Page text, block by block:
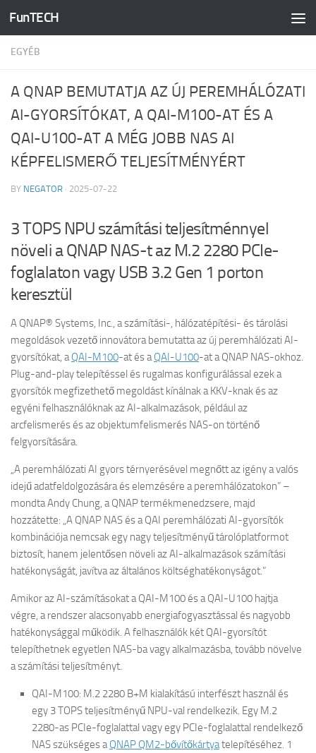
Skip to content
FunTECH
EGYÉB
A QNAP BEMUTATJA AZ ÚJ PEREMHÁLÓZATI
AI-GYORSÍTÓKAT, A QAI-M100-AT ÉS A
QAI-U100-AT A MÉG JOBB NAS AI
KÉPFELISMERŐ TELJESÍTMÉNYÉRT
BY NEGATOR · 2025-07-22
3 TOPS NPU számítási teljesítménnyel
növeli a QNAP NAS-t az M.2 2280 PCIe-
foglalaton vagy USB 3.2 Gen 1 porton
keresztül
A QNAP® Systems, Inc., a számítási-, hálózatépítési- és tárolási
megoldások vezető innovátora bemutatta az új peremhálózati AI-
gyorsítókat, aQAI-M100-at és aQAI-U100-at a QNAP NAS-okhoz.
Plug-and-play telepítéssel és rugalmas konfigurálással ezek a
gyorsítók megfizethető megoldást kínálnak a KKV-knak és az
egyéni felhasználóknak az AI-alkalmazások, például az
arcfelismerés és az objektumfelismerés NAS-on történő
felgyorsítására.
„A peremhálózati AI gyors térnyerésével megnőtt az igény a valós
idejű adatfeldolgozására és elemzésére a peremhálózatokon” –
mondta Andy Chung, a QNAP termékmenedzsere, majd
hozzátette: „A QNAP NAS és a QAI peremhálózati AI-gyorsítók
kombinációja nemcsak egy nagy teljesítményű tárolóplatformot
biztosít, hanem jelentősen növeli az AI-alkalmazások számítási
hatékonyságát, javítva az általános költséghatékonyságot.”
Amikor az AI-számításokat a QAI-M100 és a QAI-U100 hajtja
végre, a rendszer alacsonyabb energiafogyasztással és nagyobb
hatékonysággal működik. A felhasználók két QAI-gyorsítót
telepíthetnek egyetlen NAS-ba vagy alkalmazásba, tovább növelve
a számítási teljesítményt.
QAI-M100: M.2 2280 B+M kialakítású interfészt használ és
egy 3 TOPS teljesítményű NPU-val rendelkezik. Egy M.2
2280-as PCIe-foglalattal vagy egy PCIe-foglalattal rendelkező
NAS szükséges aQNAP QM2-bővítőkártyatelepítéséhez. 1